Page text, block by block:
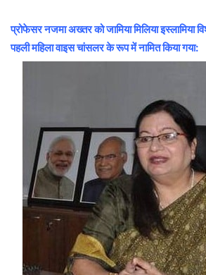
प्रोफेसर नजमा अख्तर को जामिया मिलिया इस्लामिया
पहली महिला वाइस चांसलर के रूप में नामित किया गया: